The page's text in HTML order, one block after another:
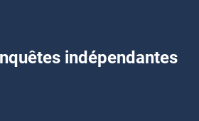
indépendantes